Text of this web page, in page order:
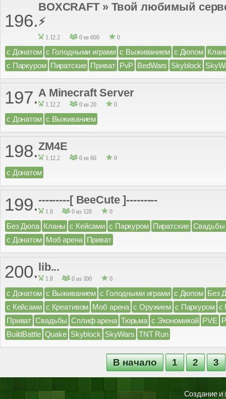
196.
BOXCRAFT » Твой любимый
⚡
1.12.2 0 из 600 0
с Донатом с Голодными играми с Выживанием с Дюпом
с Паркуром Пиратские Приват PvP BedWars Skyblock
197.A Minecraft Server
1.12.2 0 из 20 0
с Донатом с Выживанием
198.ZM4E
1.12.2 0 из 60 0
с Донатом
199.---------[ BeeCute ]---------
1.8 0 из 128 0
Без Дюпа Кланы с Кейсами с Паркуром Пиратские Свадьбы
с Донатом Моб арена Приват
200.lib...
1.8 0 из 100 0
с Донатом с Выживанием с Голодными играми с Дюпом Без
с Кейсами с Креативом Моб арена с Оружием с Паркуром с
Приват Свадьбы Сплиф арена Тюрьма с Экономикой PVE
BuildBattle Quake Skyblock SkyWars TNT Run
В начало 1 2 3
Создание и